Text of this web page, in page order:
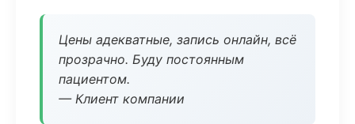
Цены адекватные, запись онлайн, всё
прозрачно. Буду постоянным
пациентом.
— Клиент компании